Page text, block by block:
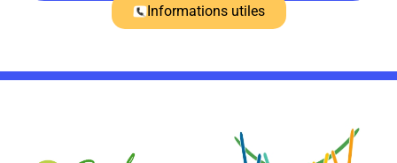
Informations utiles